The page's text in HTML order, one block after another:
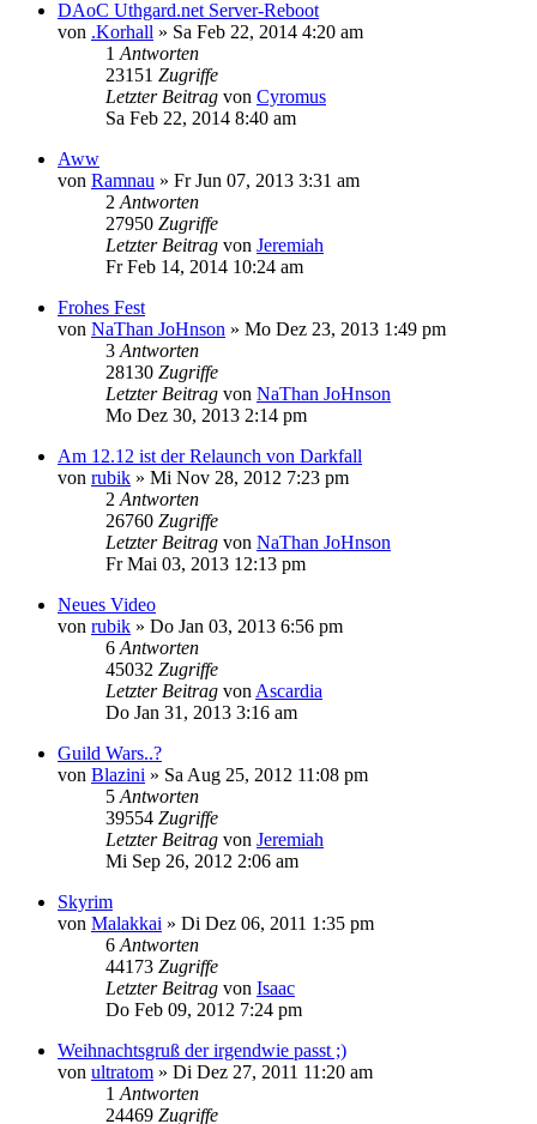
DAoC Uthgard.net Server-Reboot
von .Korhall » Sa Feb 22, 2014 4:20 am
1 Antworten
23151 Zugriffe
Letzter Beitrag von Cyromus
Sa Feb 22, 2014 8:40 am
Aww
von Ramnau » Fr Jun 07, 2013 3:31 am
2 Antworten
27950 Zugriffe
Letzter Beitrag von Jeremiah
Fr Feb 14, 2014 10:24 am
Frohes Fest
von NaThan JoHnson » Mo Dez 23, 2013 1:49 pm
3 Antworten
28130 Zugriffe
Letzter Beitrag von NaThan JoHnson
Mo Dez 30, 2013 2:14 pm
Am 12.12 ist der Relaunch von Darkfall
von rubik » Mi Nov 28, 2012 7:23 pm
2 Antworten
26760 Zugriffe
Letzter Beitrag von NaThan JoHnson
Fr Mai 03, 2013 12:13 pm
Neues Video
von rubik » Do Jan 03, 2013 6:56 pm
6 Antworten
45032 Zugriffe
Letzter Beitrag von Ascardia
Do Jan 31, 2013 3:16 am
Guild Wars..?
von Blazini » Sa Aug 25, 2012 11:08 pm
5 Antworten
39554 Zugriffe
Letzter Beitrag von Jeremiah
Mi Sep 26, 2012 2:06 am
Skyrim
von Malakkai » Di Dez 06, 2011 1:35 pm
6 Antworten
44173 Zugriffe
Letzter Beitrag von Isaac
Do Feb 09, 2012 7:24 pm
Weihnachtsgruß der irgendwie passt ;)
von ultratom » Di Dez 27, 2011 11:20 am
1 Antworten
24469 Zugriffe